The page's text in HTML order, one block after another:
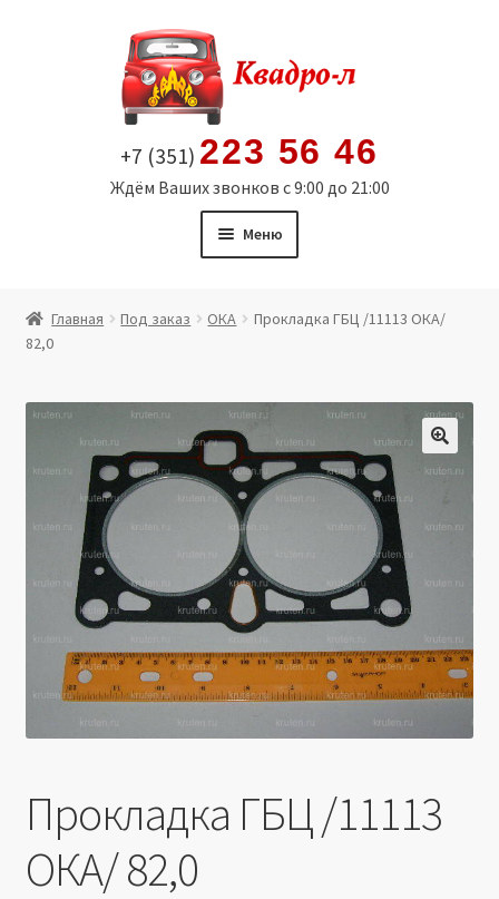
содержимому
+7 (351) 223 56 46
Ждём Ваших звонков с 9:00 до 21:00
Меню
Витрина
Мой аккаунт
Политика в отношении обработки персональных
данных
Производители
Юридические данные
Главная Под заказ ОКА
Прокладка ГБЦ /11113 ОКА/
82,0
🔍
Прокладка ГБЦ /11113
ОКА/ 82,0